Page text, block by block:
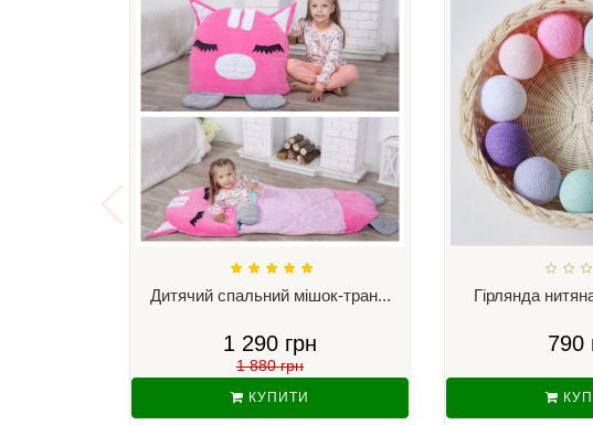
Дитячий спальний мішок-тран...
1 290 грн
1 880 грн
КУПИТИ
Гірлянда
790